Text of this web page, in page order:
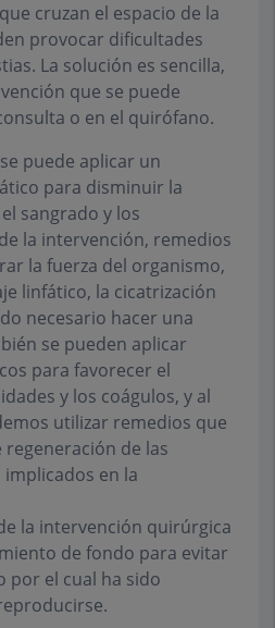
cruzan el espacio de la
provocar dificultades
La solución es sencilla,
que se puede
o en el quirófano.
puede aplicar un
para disminuir la
sangrado y los
la intervención, remedios
la fuerza del organismo,
linfático, la cicatrización
necesario hacer una
se pueden aplicar
para favorecer el
y los coágulos, y al
utilizar remedios que
de las
en la
la intervención quirúrgica
de fondo para evitar
por el cual ha sido